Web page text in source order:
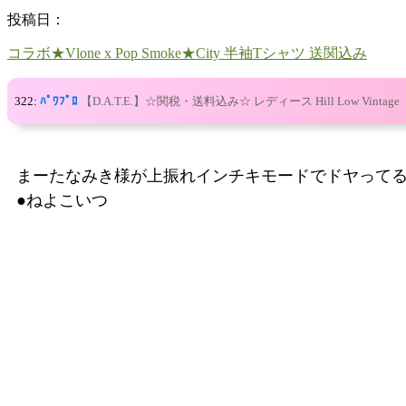
投稿日：
コラボ★Vlone x Pop Smoke★City 半袖Tシャツ 送関込み
322: ﾊﾟﾜﾌﾟﾛ 【D.A.T.E.】☆関税・送料込み☆ レディース Hill Low Vintage
まーたなみき様が上振れインチキモードでドヤって
●ねよこいつ